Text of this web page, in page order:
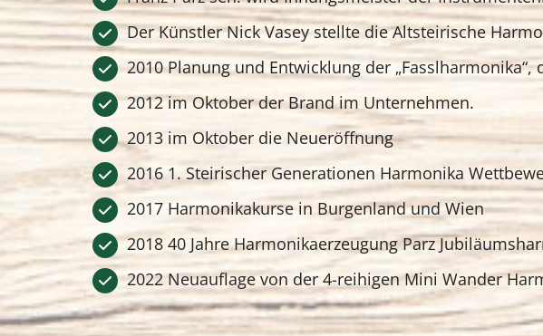
Der Künstler Nick Vasey stellte die Altsteirische
2010 Planung und Entwicklung der
2012 im Oktober der Brand im Unternehmen.
2013 im Oktober die Neueröffnung
2016 1. Steirischer Generationen Harmonika
2017 Harmonikakurse in Burgenland und Wien
2018 40 Jahre Harmonikaerzeugung Parz
2022 Neuauflage von der 4-reihigen Mini Wander